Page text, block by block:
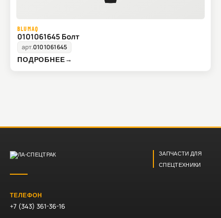
BLUMAQ
0101061645 Болт
арт.0101061645
ПОДРОБНЕЕ→
ЗАПЧАСТИ ДЛЯ
СПЕЦТЕХНИКИ
ТЕЛЕФОН
+7 (343) 361-36-16